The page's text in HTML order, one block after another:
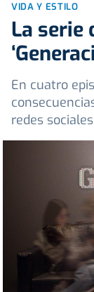
VIDA Y ESTILO
La serie
En cuatro
redes sociales